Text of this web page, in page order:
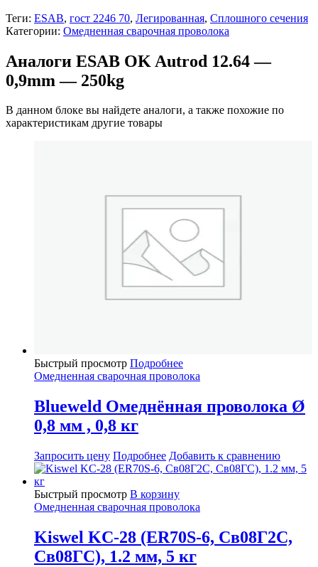
Теги: ESAB, гост 2246 70, Легированная, Сплошного сечения
Категории: Омедненная сварочная проволока
Аналоги ESAB OK Autrod 12.64 —
0,9mm — 250kg
В данном блоке вы найдете аналоги, а также похожие по
характеристикам другие товары
Быстрый просмотр Подробнее
Омедненная сварочная проволока
Blueweld Омеднённая проволока Ø
0,8 мм , 0,8 кг
Запросить цену Подробнее Добавить к сравнению
Быстрый просмотр В корзину
Омедненная сварочная проволока
Kiswel KC-28 (ER70S-6, Св08Г2С,
Св08ГС), 1.2 мм, 5 кг